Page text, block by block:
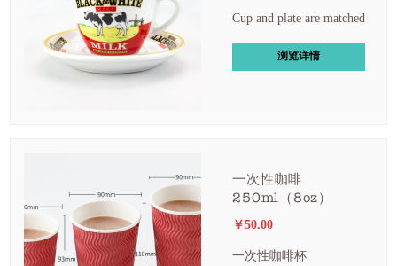
Cup and plate are matched
浏览详情
一次性咖啡
250ml（8oz）
￥50.00
一次性咖啡杯